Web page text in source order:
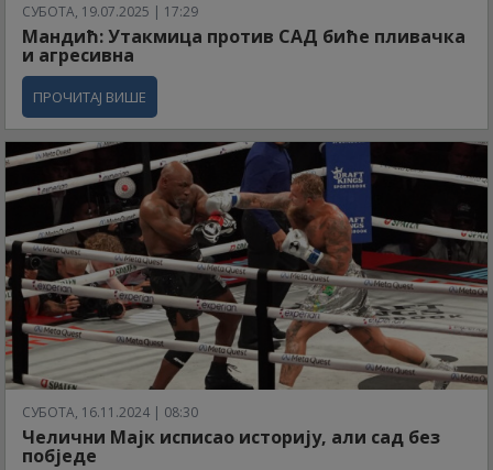
СУБОТА, 19.07.2025 | 17:29
Мандић: Утакмица против САД биће пливачка
и агресивна
ПРОЧИТАЈ ВИШЕ
СУБОТА, 16.11.2024 | 08:30
Челични Мајк исписао историју, али сад без
побједе